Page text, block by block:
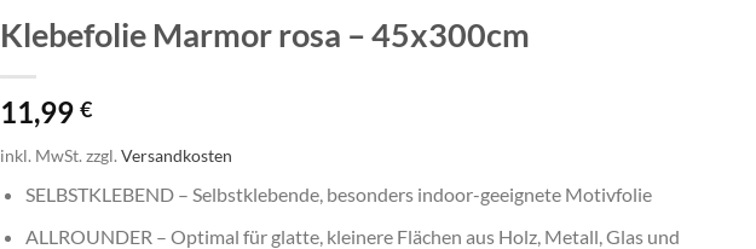
Klebefolie Marmor rosa – 45x300cm
11,99€
inkl. MwSt. zzgl.Versandkosten
SELBSTKLEBEND – Selbstklebende, besonders indoor-geeignete Motivfolie
ALLROUNDER – Optimal für glatte, kleinere Flächen aus Holz, Metall, Glas und